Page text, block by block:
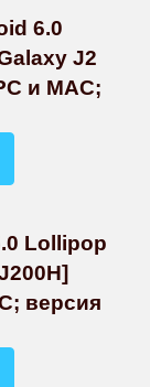
6.0
J2
и MAC;
Lollipop
версия